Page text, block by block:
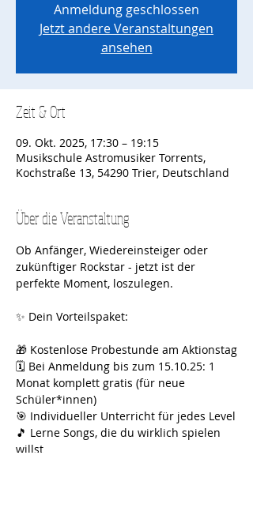
Anmeldung geschlossen
Jetzt andere Veranstaltungen
ansehen
Zeit & Ort
09. Okt. 2025, 17:30 – 19:15
Musikschule Astromusiker Torrents,
Kochstraße 13, 54290 Trier, Deutschland
Über die Veranstaltung
Ob Anfänger, Wiedereinsteiger oder
zukünftiger Rockstar - jetzt ist der
perfekte Moment, loszulegen.
✨ Dein Vorteilspaket:
🎁 Kostenlose Probestunde am Aktionstag
🗓️ Bei Anmeldung bis zum 15.10.25: 1
Monat komplett gratis (für neue
Schüler*innen)
🎯 Individueller Unterricht für jedes Level
🎵 Lerne Songs, die du wirklich spielen
willst